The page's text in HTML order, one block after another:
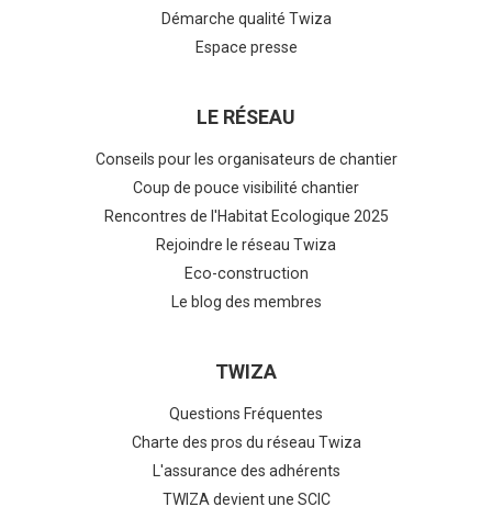
Démarche qualité Twiza
Espace presse
LE RÉSEAU
Conseils pour les organisateurs de chantier
Coup de pouce visibilité chantier
Rencontres de l'Habitat Ecologique 2025
Rejoindre le réseau Twiza
Eco-construction
Le blog des membres
TWIZA
Questions Fréquentes
Charte des pros du réseau Twiza
L'assurance des adhérents
TWIZA devient une SCIC